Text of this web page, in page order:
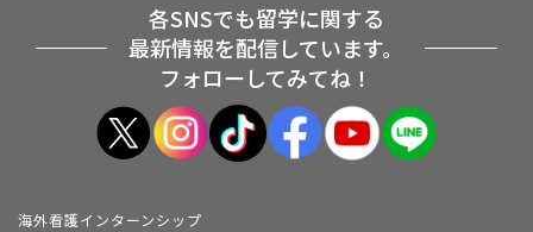
各SNSでも留学に関する
最新情報を配信しています。
フォローしてみてね！
海外看護インターンシップ